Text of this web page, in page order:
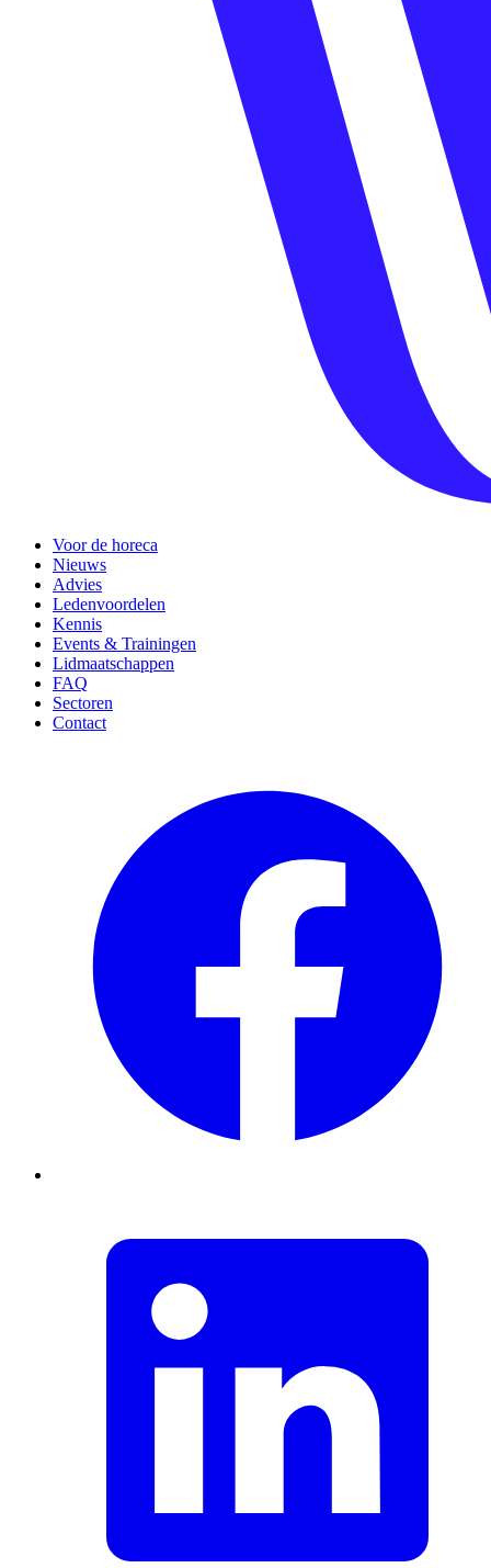
Voor de horeca
Nieuws
Advies
Ledenvoordelen
Kennis
Events & Trainingen
Lidmaatschappen
FAQ
Sectoren
Contact